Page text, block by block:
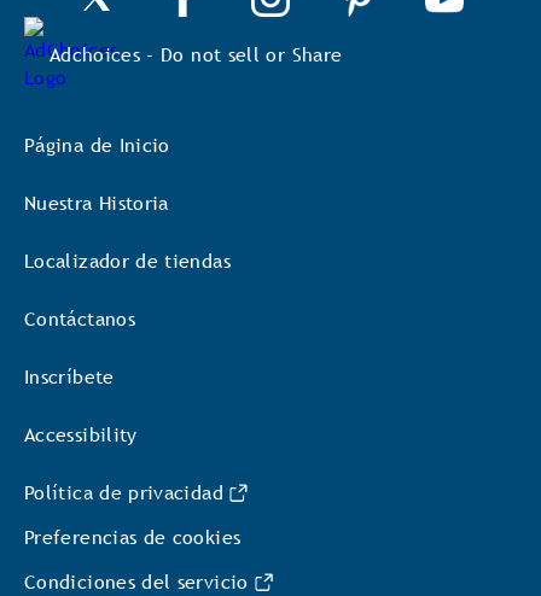
Adchoices - Do not sell or Share
Página de Inicio
Nuestra Historia
Localizador de tiendas
Contáctanos
Inscríbete
Accessibility
Política de privacidad
Preferencias de cookies
Condiciones del servicio